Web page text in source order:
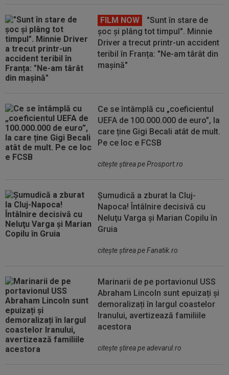
FILM NOW
"Sunt în stare de
șoc și plâng tot timpul". Minnie
Driver a trecut printr-un accident
teribil în Franța: "Ne-am târât din
mașină"
Ce se întâmplă cu „coeficientul
UEFA de 100.000.000 de euro”, la
care ține Gigi Becali atât de mult.
Pe ce loc e FCSB
citeşte ştirea pe Prosport.ro
Șumudică a zburat la Cluj-
Napoca! Întâlnire decisivă cu
Neluţu Varga şi Marian Copilu în
Gruia
citeşte ştirea pe Fanatik.ro
Marinarii de pe portavionul USS
Abraham Lincoln sunt epuizați și
demoralizați în largul coastelor
Iranului, avertizează familiile
acestora
citeşte ştirea pe adevarul.ro